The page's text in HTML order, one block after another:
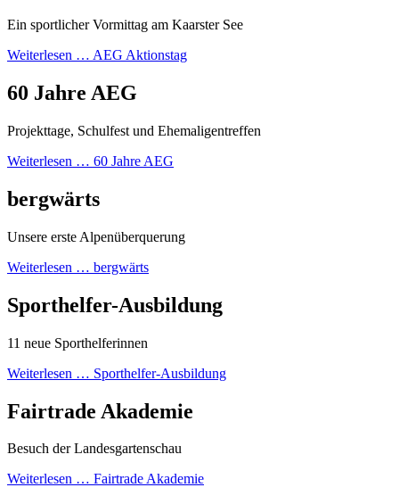
Ein sportlicher Vormittag am Kaarster See
Weiterlesen … AEG Aktionstag
60 Jahre AEG
Projekttage, Schulfest und Ehemaligentreffen
Weiterlesen … 60 Jahre AEG
bergwärts
Unsere erste Alpenüberquerung
Weiterlesen … bergwärts
Sporthelfer-Ausbildung
11 neue Sporthelferinnen
Weiterlesen … Sporthelfer-Ausbildung
Fairtrade Akademie
Besuch der Landesgartenschau
Weiterlesen … Fairtrade Akademie